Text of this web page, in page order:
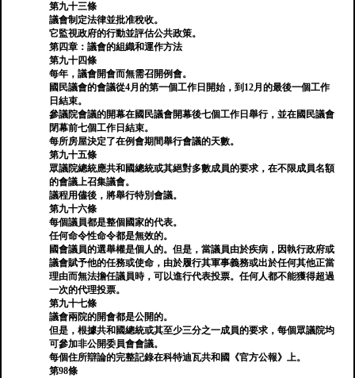
第九十三條
議會制定法律並批准稅收。
它監視政府的行動並評估公共政策。
第四章：議會的組織和運作方法
第九十四條
每年，議會開會而無需召開例會。
國民議會的會議從4月的第一個工作日開始，到12月的最後一個工作
日結束。
參議院會議的開幕在國民議會開幕後七個工作日舉行，並在國民議會
閉幕前七個工作日結束。
每所房屋決定了在例會期間舉行會議的天數。
第九十五條
眾議院總統應共和國總統或其絕對多數成員的要求，在不限成員名額
的會議上召集議會。
議程用儘後，將舉行特別會議。
第九十六條
每個議員都是整個國家的代表。
任何命令性命令都是無效的。
國會議員的選舉權是個人的。但是，當議員由於疾病，因執行政府或
議會賦予他的任務或使命，由於履行其軍事義務或出於任何其他正當
理由而無法擔任議員時，可以進行代表投票。任何人都不能獲得超過
一次的代理投票。
第九十七條
議會兩院的開會都是公開的。
但是，根據共和國總統或其至少三分之一成員的要求，每個眾議院均
可參加非公開委員會會議。
每個住所辯論的完整記錄在科特迪瓦共和國《官方公報》上。
第98條